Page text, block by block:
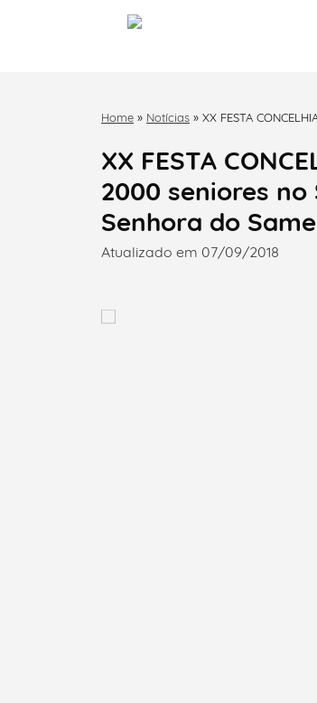
Home » Notícias » XX FESTA
XX FESTA
2000 seniores
Senhora do
Atualizado em 07/09/2018